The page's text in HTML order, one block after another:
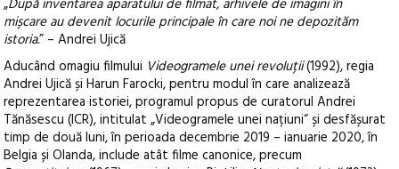
„După inventarea aparatului de filmat, arhivele de imagini în
mișcare au devenit locurile principale în care noi ne depozităm
istoria.” – Andrei Ujică
Aducând omagiu filmului Videogramele unei revoluții(1992), regia
Andrei Ujică și Harun Farocki, pentru modul în care analizează
reprezentarea istoriei, programul propus de curatorul Andrei
Tănăsescu (ICR), intitulat „Videogramele unei națiuni“ și desfășurat
timp de două luni, în perioada decembrie 2019 – ianuarie 2020, în
Belgia și Olanda, include atât filme canonice, precum